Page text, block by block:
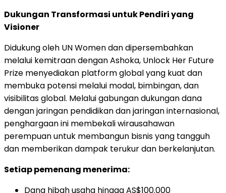
Dukungan Transformasi untuk Pendiri yang
Visioner
Didukung oleh UN Women dan dipersembahkan
melalui kemitraan dengan Ashoka, Unlock Her Future
Prize menyediakan platform global yang kuat dan
membuka potensi melalui modal, bimbingan, dan
visibilitas global. Melalui gabungan dukungan dana
dengan jaringan pendidikan dan jaringan internasional,
penghargaan ini membekali wirausahawan
perempuan untuk membangun bisnis yang tangguh
dan memberikan dampak terukur dan berkelanjutan.
Setiap pemenang menerima:
Dana hibah usaha hingga AS$100.000